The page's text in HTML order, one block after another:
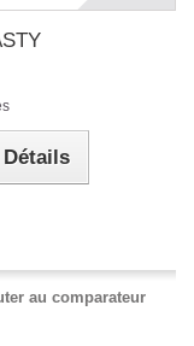
Détails
au comparateur